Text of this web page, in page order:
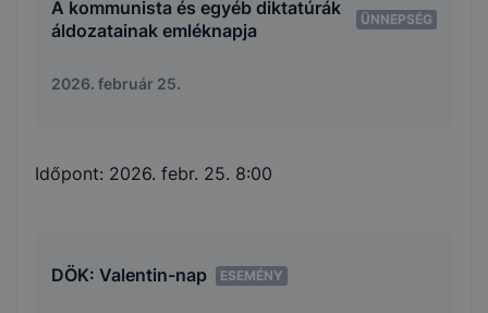
A kommunista és egyéb diktatúrák
áldozatainak emléknapja
ÜNNEPSÉG
2026. február 25.
Időpont: 2026. febr. 25. 8:00
DÖK: Valentin-nap ESEMÉNY